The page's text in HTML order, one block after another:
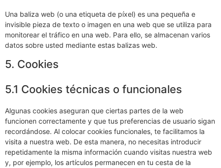
Una baliza web (o una etiqueta de píxel) es una pequeña e
invisible pieza de texto o imagen en una web que se utiliza para
monitorear el tráfico en una web. Para ello, se almacenan varios
datos sobre usted mediante estas balizas web.
5. Cookies
5.1 Cookies técnicas o funcionales
Algunas cookies aseguran que ciertas partes de la web
funcionen correctamente y que tus preferencias de usuario sigan
recordándose. Al colocar cookies funcionales, te facilitamos la
visita a nuestra web. De esta manera, no necesitas introducir
repetidamente la misma información cuando visitas nuestra web
y, por ejemplo, los artículos permanecen en tu cesta de la